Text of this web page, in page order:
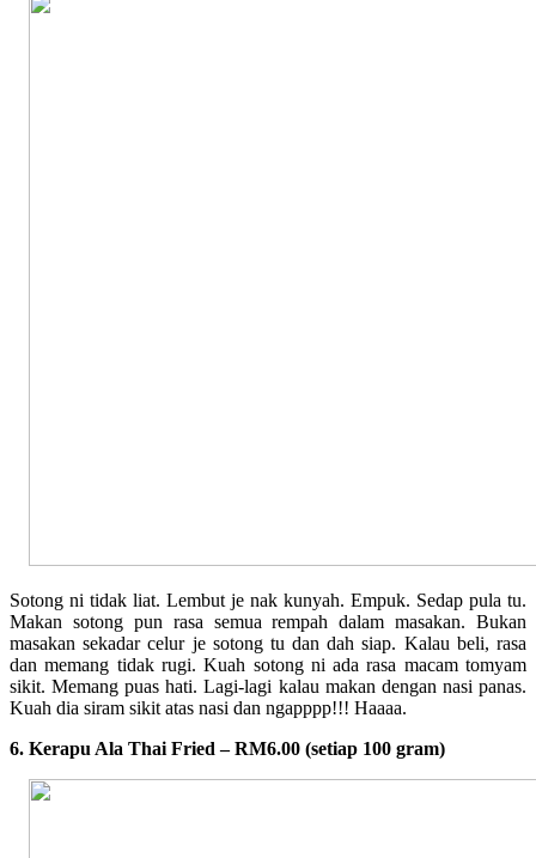
Sotong ni tidak liat. Lembut je nak kunyah. Empuk. Sedap pula tu.
Makan sotong pun rasa semua rempah dalam masakan. Bukan
masakan sekadar celur je sotong tu dan dah siap. Kalau beli, rasa
dan memang tidak rugi. Kuah sotong ni ada rasa macam tomyam
sikit. Memang puas hati. Lagi-lagi kalau makan dengan nasi panas.
Kuah dia siram sikit atas nasi dan ngapppp!!! Haaaa.
6. Kerapu Ala Thai Fried – RM6.00 (setiap 100 gram)